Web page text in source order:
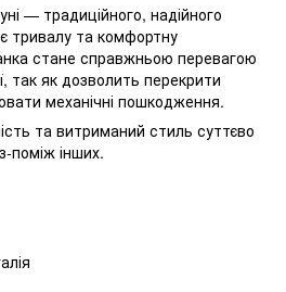
— традиційного, надійного
тривалу та комфортну
стане справжньою перевагою
так як дозволить перекрити
механічні пошкодження.
та витриманий стиль суттєво
поміж інших.